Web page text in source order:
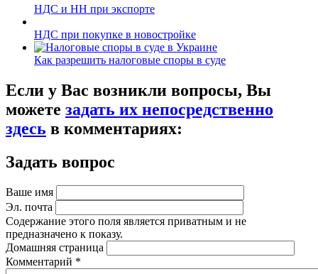
НДС и НН при экспорте
НДС при покупке в новостройке
Как разрешить налоговые споры в суде
Если у Вас возникли вопросы, Вы
можете задать их непосредственно
здесь в комментариях:
Задать вопрос
Ваше имя
Эл. почта
Содержание этого поля является приватным и не
предназначено к показу.
Домашняя страница
Комментарий *